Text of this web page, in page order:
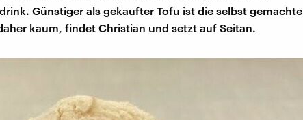
Günstiger als gekaufter Tofu ist die selbst gemachte
kaum, findet Christian und setzt auf Seitan.